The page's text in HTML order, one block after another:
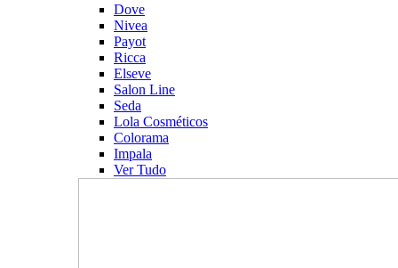
Dove
Nivea
Payot
Ricca
Elseve
Salon Line
Seda
Lola Cosméticos
Colorama
Impala
Ver Tudo